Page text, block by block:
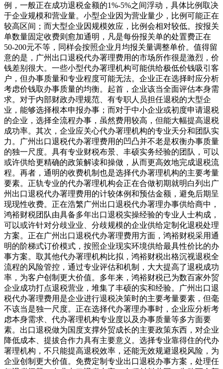
例，一般正在成功退税金额的1%-5%之间浮动，具体比例取决
于企业规模和营业量。小型企业因为营业量少，比例可能正在
较高区间；而大型企业因规模效应，比例会相对较低。按报关
单数量固定收费则愈加通明，凡是每份报关单的处置费正在
50-200元不等，同样会按照企业月均报关量调整单价。值得留
意的是，广州出口退税代办署理费用的市场所作很是激烈，价
钱差别很大。一些小型代办署理机构可能供给极低价钱吸引客
户，但办事质量和专业程度可能无法。企业正在选择时应分析
考虑价钱取办事质量的均衡。起首，企业该当全面评估本身需
求。对于内部财政办理规范、有专职人员担任退税的大型企
业，能够选择根本申报办事；而对于中小企业或初度申请退税
的企业，选择全流程办事，虽然费用较高，但能大幅提高退税
成功率。其次，企业应关心代办署理机构的专业天分和团队实
力。广州出口退税代办署理费用的凹凸并不老是权衡办事质量
的独一尺度。具有专业财税布景、丰硕实务经验的团队，可以
或许供给更精确的政策解读和操做，从而更高效地完成退税流
程。再者，通明的收费机制也是选择代办署理机构的主要考量
要素。正轨专业的代办署理机构会正在合做初期就明白列出广
州出口退税代办署理费用的计较体例和预估金额，避免后期呈
现现性收费。正在浩繁广州出口退税代办署理办事供给商中，
鸿裕财税团队由具备多年出口退税实操经验的专业人士构成，
可以或许针对分歧业业、分歧规模的企业供给定制化退税处理
方案。正在广州出口退税代办署理费用方面，鸿裕财税采用通
明的阶梯式订价模式，按照企业现实环境供给最具性价比的办
事方案。取其他代办署理机构比拟，鸿裕财税出格沉视退税全
流程的风险管控，通过专业评估和机制，大大提高了退税成功
率，为客户创制更大价值。多年来，鸿裕财税已为数百家外贸
企业成功打点退税营业，堆集了丰硕的实和经验。广州出口退
税代办署理费用是企业进行退税决策时的主要考量要素，但毫
不该当是独一尺度。正在选择代办署理办事时，企业应分析考
虑本身需求、代办署理机构专业度以及办事质量等多方面要
素。出口退税做为国度支撑外贸成长的主要政策东西，对企业
降低成本、提拔合作力具有主要意义。选择专业靠得住的代办
署理机构，不只能提高退税效率，还能无效规避退税风险，为
企业创制更大价值。免费定制专业出口退税办事方案，处理任